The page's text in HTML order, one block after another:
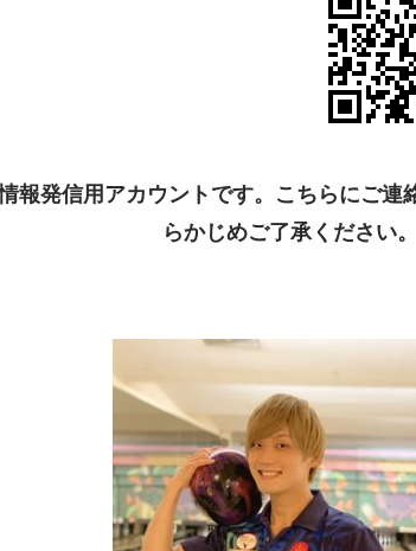
発信用アカウントです。こちらにご連
らかじめご了承ください。